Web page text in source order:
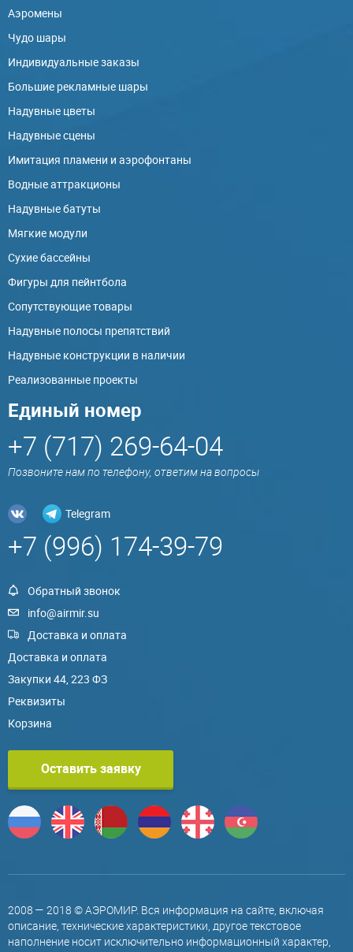
Аэромены
Чудо шары
Индивидуальные заказы
Большие рекламные шары
Надувные цветы
Надувные сцены
Имитация пламени и аэрофонтаны
Водные аттракционы
Надувные батуты
Мягкие модули
Сухие бассейны
Фигуры для пейнтбола
Сопутствующие товары
Надувные полосы препятствий
Надувные конструкции в наличии
Реализованные проекты
Единый номер
+7 (717) 269-64-04
Позвоните нам по телефону, ответим на вопросы
Telegram
+7 (996) 174-39-79
Обратный звонок
info@airmir.su
Доставка и оплата
Доставка и оплата
Закупки 44, 223 ФЗ
Реквизиты
Корзина
Оставить заявку
2008 — 2018 © АЭРОМИР. Вся информация на сайте, включая
описание, технические характеристики, другое текстовое
наполнение носит исключительно информационный характер,